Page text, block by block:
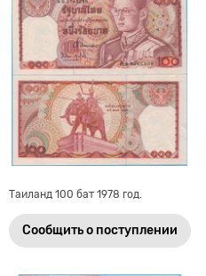
Таиланд 100 бат 1978 год.
Сообщить о поступлении